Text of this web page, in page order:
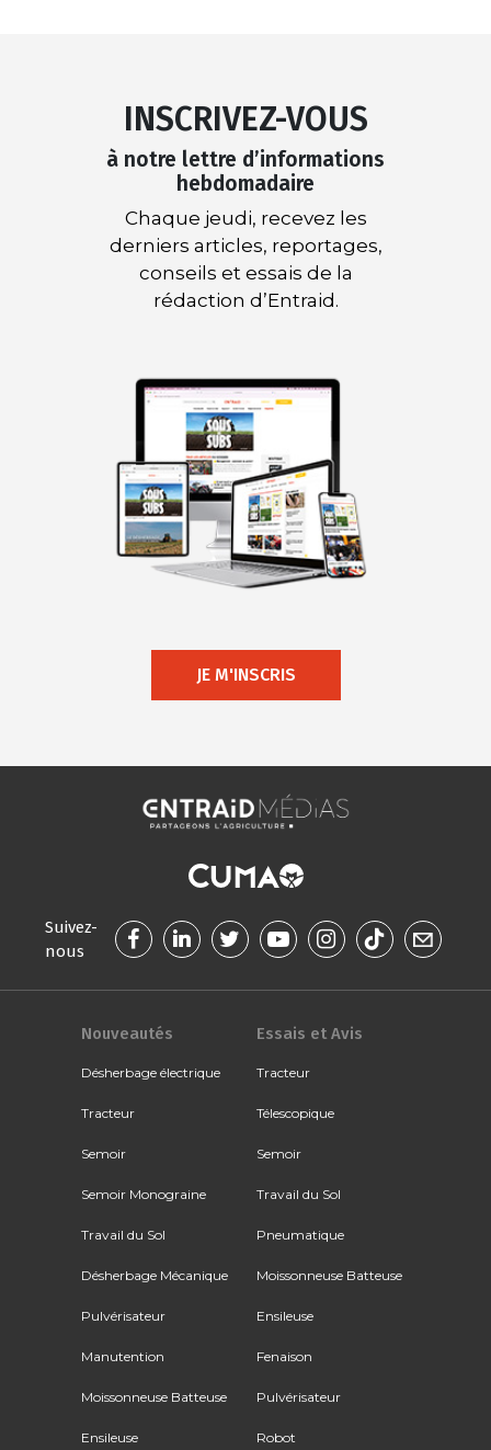
INSCRIVEZ-VOUS
à notre lettre d’informations
hebdomadaire
Chaque jeudi, recevez les
derniers articles, reportages,
conseils et essais de la
rédaction d’Entraid.
JE M'INSCRIS
Suivez-
nous
Nouveautés
Désherbage électrique
Tracteur
Semoir
Semoir Monograine
Travail du Sol
Désherbage Mécanique
Pulvérisateur
Manutention
Moissonneuse Batteuse
Ensileuse
Essais et Avis
Tracteur
Télescopique
Semoir
Travail du Sol
Pneumatique
Moissonneuse Batteuse
Ensileuse
Fenaison
Pulvérisateur
Robot